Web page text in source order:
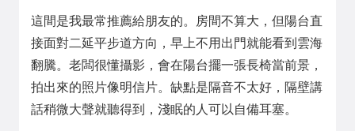
這間是我最常推薦給朋友的。房間不算大，但陽台直
接面對二延平步道方向，早上不用出門就能看到雲海
翻騰。老闆很懂攝影，會在陽台擺一張長椅當前景，
拍出來的照片像明信片。缺點是隔音不太好，隔壁講
話稍微大聲就聽得到，淺眠的人可以自備耳塞。